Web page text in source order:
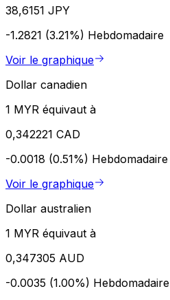
38,6151 JPY
-1.2821 (3.21%) Hebdomadaire
Voir le graphique
Dollar canadien
1 MYR équivaut à
0,342221 CAD
-0.0018 (0.51%) Hebdomadaire
Voir le graphique
Dollar australien
1 MYR équivaut à
0,347305 AUD
-0.0035 (1.00%) Hebdomadaire